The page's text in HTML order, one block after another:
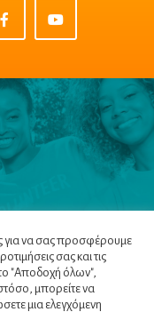
| Όροι &
για να σας προσφέρουμε
σας και τις
"Αποδοχή όλων",
μπορείτε να
μια ελεγχόμενη